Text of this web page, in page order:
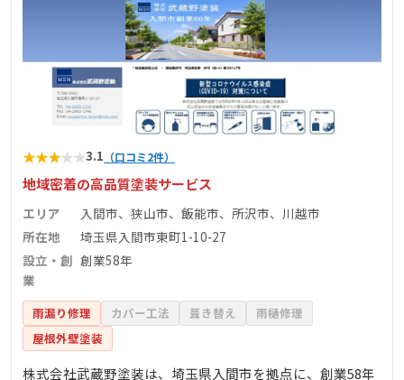
★★★★★3.1 （口コミ2件）
地域密着の高品質塗装サービス
エリア
入間市、狭山市、飯能市、所沢市、川越市
所在地
埼玉県入間市東町1-10-27
設立・創
業
創業58年
雨漏り修理 カバー工法 葺き替え
雨樋修理
屋根外壁塗装
株式会社武蔵野塗装は、埼玉県入間市を拠点に、創業58年